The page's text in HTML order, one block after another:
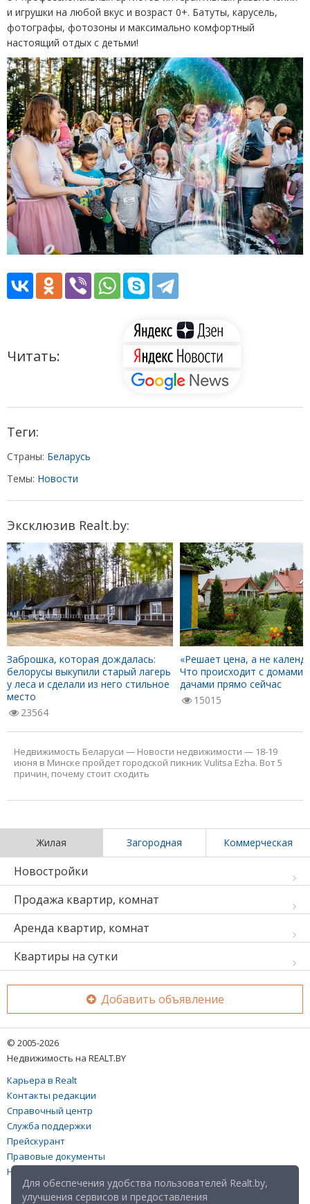
и игрушки на любой вкус и возраст 0+. Батуты, карусель,
фотографы, фотозоны и максимально комфортный
настоящий отдых с детьми!
Читать:
Теги:
Страны: Беларусь
Темы: Новости
Эксклюзив Realt.by:
Заброшка, которая дождалась:
белорусы выкупили старый лагерь
у леса и сделали из него стильное
место
23564
«Решает цена, а не
Что происходит с домами
дачами прямо сейчас
15015
Недвижимость Беларуси — Новости недвижимости — 18-19
июня в Минске пройдет городской пикник Vulitsa Ezha. Вот 5
причин, почему стоит сходить
Жилая Загородная Коммерческая
Новостройки
Продажа квартир, комнат
Аренда квартир, комнат
Квартиры на сутки
Добавить объявление
© 2005-2026
Недвижимость на REALT.BY
Карьера в Realt
Контакты редакции
Справочный центр
Служба поддержки
Прейскурант
Правовые документы
Настройка файлов cookies
Для обеспечения удобства пользователей Realt.by,
улучшения сервисов и предоставления